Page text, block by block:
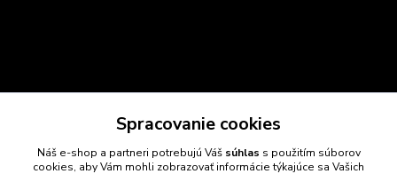
Spracovanie cookies
Náš e-shop a partneri potrebujú Váš súhlas s použitím súborov
cookies, aby Vám mohli zobrazovať informácie týkajúce sa Vašich